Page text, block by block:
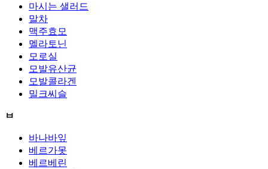
마시는 샐러드
말차
맥주효모
멜라토닌
모로실
모발유산균
모발콜라겐
밀크씨슬
ㅂ
바나바잎
베르가못
베르베린